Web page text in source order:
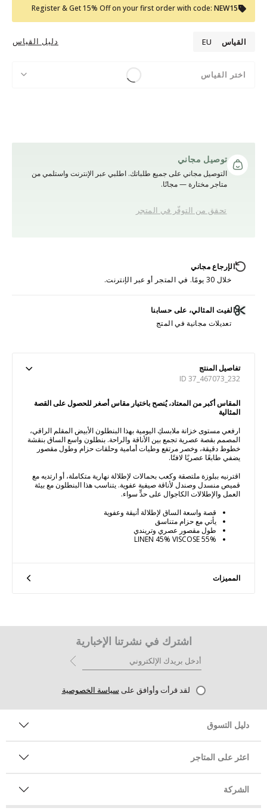
Register & Get 15% Off on your first order with code: NEW15
القياس EU دليل القياس
اختر القياس
توصيل مجاني
التوصيل مجاني على جميع طلباتك. اطلبي عبر الإنترنت واستلمي من
متاجر مختارة — مجانًا.
تحقق من التوفّر في المتجر
الإرجاع مجاني
خلال 30 يومًا. في المتجر أو عبر الإنترنت.
الفيت المثالي، على حسابنا
تعديلات مجانية في المتج
تفاصيل المنتج
ID 37_467073_232
المقاس أكبر من المعتاد، يُنصح باختيار مقاس أصغر للحصول على القصة
المثالية
ارفعي مستوى خزانة ملابسكِ اليومية بهذا البنطلون الأبيض المقلم الراقي،
المصمم بقصة عصرية تجمع بين الأناقة والراحة. بنطلون واسع الساق بنقشة
خطوط دقيقة، وخصر مرتفع وطيات أمامية وحلقات حزام وطول مقصور
يضفي طابعًا عصريًا لافتًا.
اقترنيه ببلوزة ملتصقة وكعب بحمالات لإطلالة نهارية متكاملة، أو ارتديه مع
قميص منسدل وصندل لأناقة صيفية عفوية. يتناسب هذا البنطلون مع بيئة
العمل والإطلالات الكاجوال على حدٍّ سواء.
قصة واسعة الساق لإطلالة أنيقة وعفوية
يأتي مع حزام متناسق
طول مقصور عصري وتريندي
55% LINEN 45% VISCOSE
المميزات
اشترك في نشرتنا الإخبارية
لقد قرأت وأوافق على سياسة الخصوصية
دليل التسوق
اعثر على المتاجر
الشركة